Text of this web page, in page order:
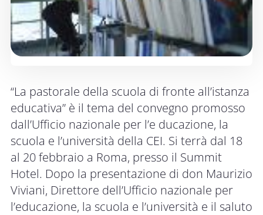
“La pastorale della scuola di fronte all’istanza
educativa” è il tema del convegno promosso
dall’Ufficio nazionale per l’e ducazione, la
scuola e l’università della CEI. Si terrà dal 18
al 20 febbraio a Roma, presso il Summit
Hotel. Dopo la presentazione di don Maurizio
Viviani, Direttore dell’Ufficio nazionale per
l’educazione, la scuola e l’università e il saluto